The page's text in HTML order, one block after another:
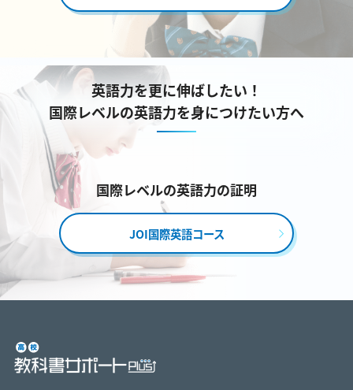
英語力を更に伸ばしたい！
国際レベルの英語力を身につけたい方へ
国際レベルの英語力の証明
JOI国際英語コース